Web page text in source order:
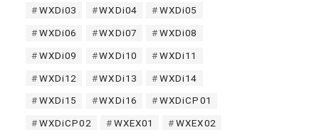
WXDi03 WXDi04 WXDi05
WXDi06 WXDi07 WXDi08
WXDi09 WXDi10 WXDi11
WXDi12 WXDi13 WXDi14
WXDi15 WXDi16 WXDiCP01
WXDiCP02 WXEX01 WXEX02